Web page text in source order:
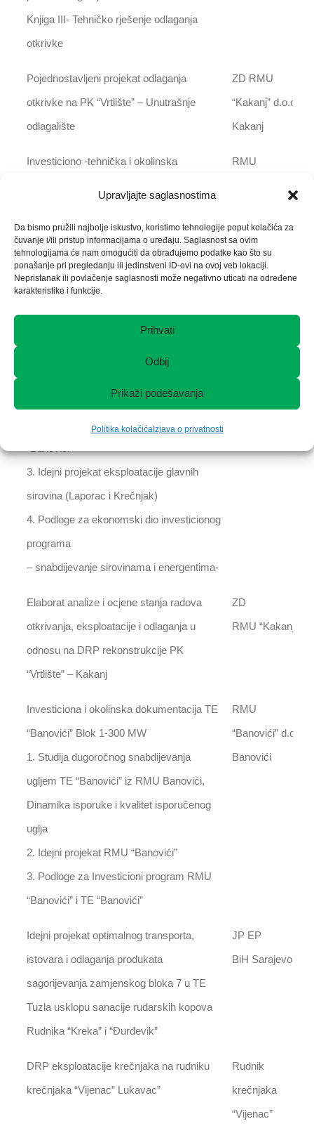
Upravljajte saglasnostima
Da bismo pružili najbolje iskustvo, koristimo tehnologije poput kolačića za
čuvanje i/ili pristup informacijama o uređaju. Saglasnost sa ovim
tehnologijama će nam omogućiti da obrađujemo podatke kao što su
ponašanje pri pregledanju ili jedinstveni ID-ovi na ovoj veb lokaciji.
Nepristanak ili povlačenje saglasnosti može negativno uticati na određene
karakteristike i funkcije.
Prihvati
Odbij
Prikaži podešavanja
Politika kolačićaIzjava o privatnosti
Knjiga III- Tehničko rješenje odlaganja
otkrivke
Pojednostavljeni projekat odlaganja
otkrivke na PK “Vrtlište” – Unutrašnje
odlagalište
ZD RMU
“Kakanj” d.o.o.
Kakanj
Investiciono -tehnička i okolinska
1. Studija dugoročnog snabdijevanja
tvornice cementa
“Banovići” glavnim sirovinama -Dinamika
2. Idejni projekta transportnih sistema za
do istovarnog mjesta u tvornici cementa
3. Idejni projekat eksploatacije glavnih
sirovina (Laporac i Krečnjak)
4. Podloge za ekonomski dio investicionog
programa
– snabdijevanje sirovinama i energentima-
RMU
Elaborat analize i ocjene stanja radova
otkrivanja, eksploatacije i odlaganja u
odnosu na DRP rekonstrukcije PK
“Vrtlište” – Kakanj
ZD
RMU “Kakanj”
Investiciona i okolinska dokumentacija TE
“Banovići” Blok 1-300 MW
1. Studija dugoročnog snabdijevanja
ugljem TE “Banovići” iz RMU Banovići,
Dinamika isporuke i kvalitet isporučenog
uglja
2. Idejni projekat RMU “Banovići”
3. Podloge za Investicioni program RMU
“Banovići” i TE “Banovići”
RMU
“Banovići” d.d.
Banovići
Idejni projekat optimalnog transporta,
istovara i odlaganja produkata
sagorijevanja zamjenskog bloka 7 u TE
Tuzla usklopu sanacije rudarskih kopova
Rudnika “Kreka” i “Đurđevik”
JP EP
BiH Sarajevo
DRP eksploatacije krečnjaka na rudniku
krečnjaka “Vijenac” Lukavac”
Rudnik
krečnjaka
“Vijenac”